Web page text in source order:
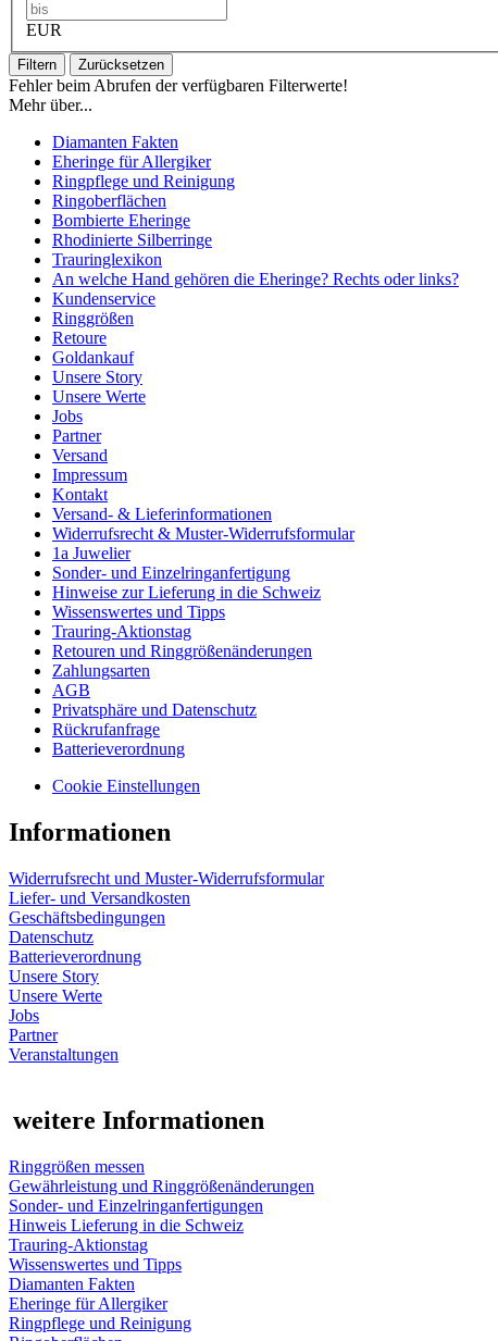
EUR
Filtern Zurücksetzen
Fehler beim Abrufen der verfügbaren Filterwerte!
Mehr über...
Diamanten Fakten
Eheringe für Allergiker
Ringpflege und Reinigung
Ringoberflächen
Bombierte Eheringe
Rhodinierte Silberringe
Trauringlexikon
An welche Hand gehören die Eheringe? Rechts oder links?
Kundenservice
Ringgrößen
Retoure
Goldankauf
Unsere Story
Unsere Werte
Jobs
Partner
Versand
Impressum
Kontakt
Versand- & Lieferinformationen
Widerrufsrecht & Muster-Widerrufsformular
1a Juwelier
Sonder- und Einzelringanfertigung
Hinweise zur Lieferung in die Schweiz
Wissenswertes und Tipps
Trauring-Aktionstag
Retouren und Ringgrößenänderungen
Zahlungsarten
AGB
Privatsphäre und Datenschutz
Rückrufanfrage
Batterieverordnung
Cookie Einstellungen
Informationen
Widerrufsrecht und Muster-Widerrufsformular
Liefer- und Versandkosten
Geschäftsbedingungen
Datenschutz
Batterieverordnung
Unsere Story
Unsere Werte
Jobs
Partner
Veranstaltungen
weitere Informationen
Ringgrößen messen
Gewährleistung und Ringgrößenänderungen
Sonder- und Einzelringanfertigungen
Hinweis Lieferung in die Schweiz
Trauring-Aktionstag
Wissenswertes und Tipps
Diamanten Fakten
Eheringe für Allergiker
Ringpflege und Reinigung